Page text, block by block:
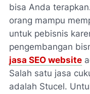
bisa Anda
orang mampu
untuk pebisnis
pengembangan
jasa SEO website
Salah satu jasa
adalah Stucel.